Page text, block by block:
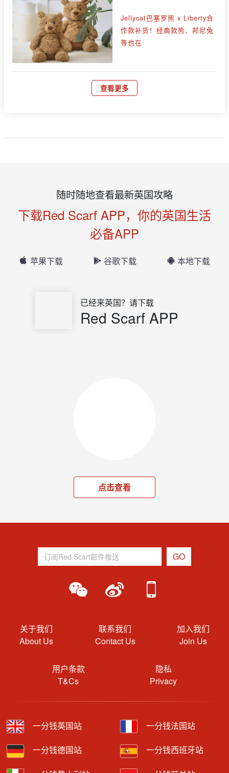
Jellycat巴塞罗熊 x Liberty合
作款补货！经典款熊、邦尼兔
等也在
查看更多
随时随地查看最新英国攻略
下载Red Scarf APP，你的英国生活
必备APP
苹果下载 谷歌下载 本地下载
已经来英国？请下载
Red Scarf APP
点击查看
关于我们
About Us
联系我们
Contact Us
加入我们
Join Us
用户条款
T&Cs
隐私
Privacy
一分钱英国站 一分钱法国站
一分钱德国站 一分钱西班牙站